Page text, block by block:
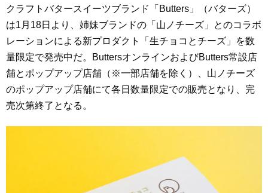
クラフトバタースイーツブランド「Butters」（バターズ）
は1月18日より、姉妹ブランドの「山ノチーズ」とのコラボ
レーションによる新プロダクト「生チョコとチーズ」を数
量限定で発売中だ。ButtersオンラインおよびButters常設店
舗とポップアップ店舗（※一部店舗を除く）、山ノチーズ
のポップアップ店舗にて各日数量限定での販売となり、完
売次第終了となる。